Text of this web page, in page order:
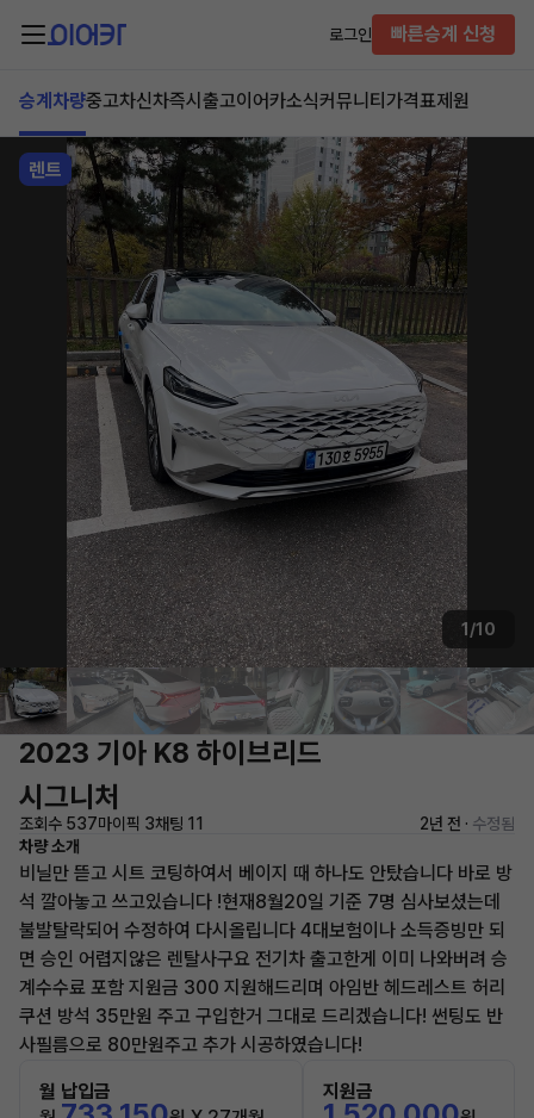
로그인 빠른승계 신청
승계차량중고차신차즉시출고이어카소식커뮤니티 가격표제원
렌트
1/10
2023 기아 K8 하이브리드
시그니처
조회수 537마이픽 3채팅 11 2년 전 · 수정됨
차량 소개
비닐만 뜯고 시트 코팅하여서 베이지 때 하나도 안탔습니다 바로 방
석 깔아놓고 쓰고있습니다 !현재8월20일 기준 7명 심사보셨는데
불발탈락되어 수정하여 다시올립니다 4대보험이나 소득증빙만 되
면 승인 어렵지않은 렌탈사구요 전기차 출고한게 이미 나와버려 승
계수수료 포함 지원금 300 지원해드리며 아임반 헤드레스트 허리
쿠션 방석 35만원 주고 구입한거 그대로 드리겠습니다! 썬팅도 반
사필름으로 80만원주고 추가 시공하였습니다!
월 납입금
지원금